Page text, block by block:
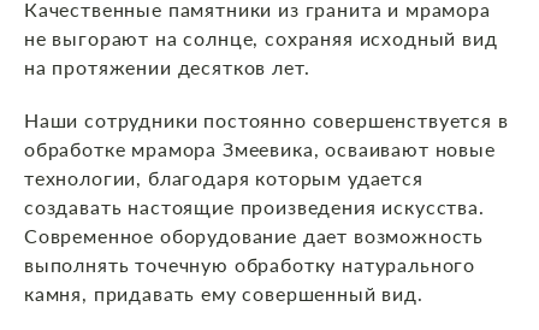
Качественные памятники из гранита и мрамора
не выгорают на солнце, сохраняя исходный вид
на протяжении десятков лет.
Наши сотрудники постоянно совершенствуется в
обработке мрамора Змеевика, осваивают новые
технологии, благодаря которым удается
создавать настоящие произведения искусства.
Современное оборудование дает возможность
выполнять точечную обработку натурального
камня, придавать ему совершенный вид.